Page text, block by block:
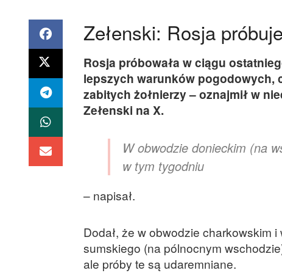
Zełenski: Rosja
Rosja próbowała w ciągu
lepszych warunków pogodowych,
zabitych żołnierzy – oznajmił w
Zełenski na X.
W obwodzie donieckim (na
w tym tygodniu
– napisał.
Dodał, że w obwodzie charkowskim
sumskiego (na pólnocnym
ale próby te są udaremniane.